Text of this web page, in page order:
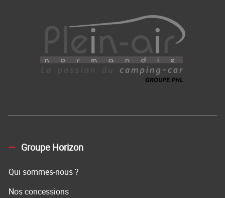
Groupe Horizon
Qui sommes-nous ?
Nos concessions